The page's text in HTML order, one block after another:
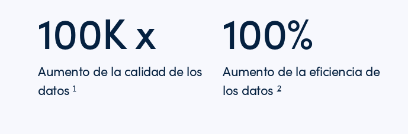
100K x
Aumento de la calidad de los
datos1
100%
Aumento de la eficiencia de
los datos2